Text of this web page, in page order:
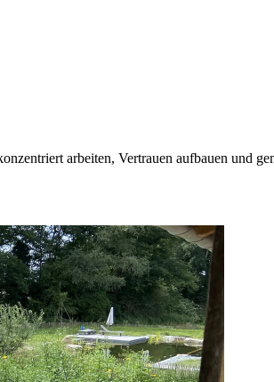
arbeiten, Vertrauen aufbauen und